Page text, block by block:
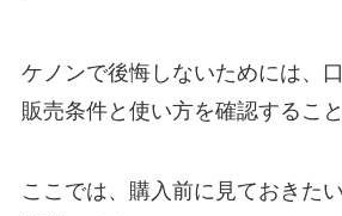
ケノンで後悔しないためには、
販売条件と使い方を確認するこ
ここでは、購入前に見ておきた